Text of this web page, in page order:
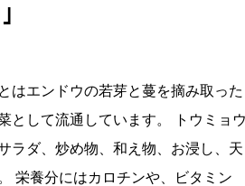
はエンドウの若芽と蔓を摘み取った
として流通しています。 トウミョ
ラダ、炒め物、和え物、お浸し、天
栄養分にはカロチンや、ビタミン